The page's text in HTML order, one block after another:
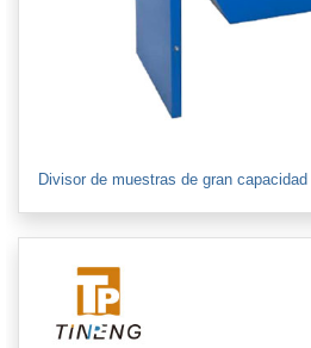
Divisor de muestras de gran capacidad